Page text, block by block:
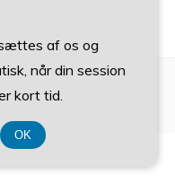
077 39
af os og
når din session
kort tid.
OK